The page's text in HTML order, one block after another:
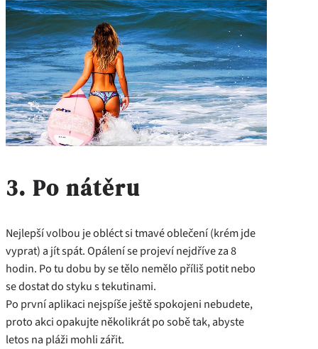
3. Po nátěru
Nejlepší volbou je obléct si tmavé oblečení (krém jde
vyprat) a jít spát. Opálení se projeví nejdříve za 8
hodin. Po tu dobu by se tělo nemělo příliš potit nebo
se dostat do styku s tekutinami.
Po první aplikaci nejspíše ještě spokojeni nebudete,
proto akci opakujte několikrát po sobě tak, abyste
letos na pláži mohli zářit.